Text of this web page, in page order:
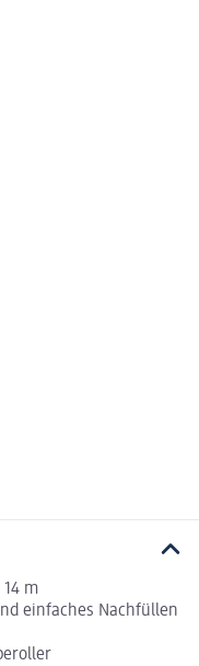
m
einfaches Nachfüllen